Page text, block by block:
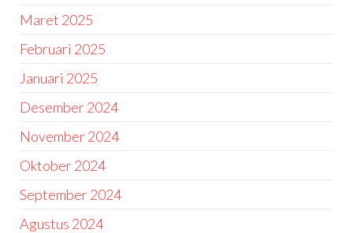
Maret 2025
Februari 2025
Januari 2025
Desember 2024
November 2024
Oktober 2024
September 2024
Agustus 2024